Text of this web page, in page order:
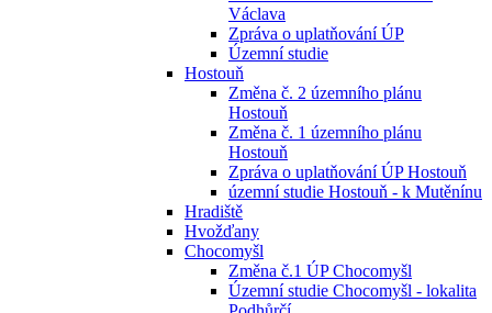
Václava
Zpráva o uplatňování ÚP
Územní studie
Hostouň
Změna č. 2 územního plánu
Hostouň
Změna č. 1 územního plánu
Hostouň
Zpráva o uplatňování ÚP Hostouň
územní studie Hostouň - k Mutěnínu
Hradiště
Hvožďany
Chocomyšl
Změna č.1 ÚP Chocomyšl
Územní studie Chocomyšl - lokalita